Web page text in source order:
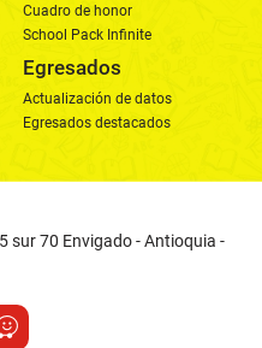
Cuadro de honor
School Pack Infinite
Egresados
Actualización de datos
Egresados destacados
sur 70 Envigado - Antioquia -